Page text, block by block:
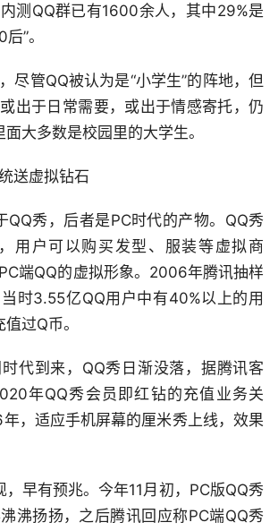
测QQ群已有1600余人，其中29%是
”。
尽管QQ被认为是“小学生”的阵地，但
出于日常需要，或出于情感寄托，仍
大多数是校园里的大学生。
送虚拟钻石
QQ秀，后者是PC时代的产物。QQ秀
用户可以购买发型、服装等虚拟商
端QQ的虚拟形象。2006年腾讯抽样
时3.55亿QQ用户中有40%以上的用
过Q币。
代到来，QQ秀日渐没落，据腾讯客
年QQ秀会员即红钻的充值业务关
，适应手机屏幕的厘米秀上线，效果
，早有预兆。今年11月初，PC版QQ秀
沸扬扬，之后腾讯回应称PC端QQ秀